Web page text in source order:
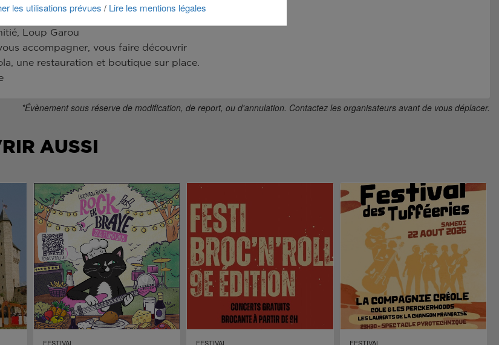
les utilisations prévues / Lire les mentions légales
à tous,
Loup Garou
accompagner, vous faire découvrir
une restauration et boutique sur place.
*Évènement sous réserve de modification, de report, ou d'annulation. Contactez les organisateurs avant de vous déplacer.
AUSSI
FESTIVAL FESTIVAL FESTIVAL